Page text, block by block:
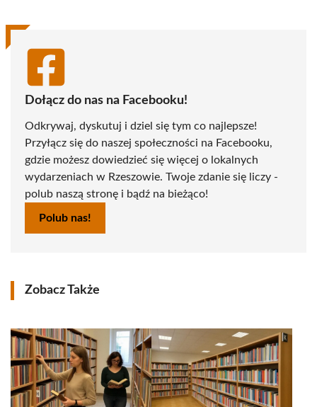
Dołącz do nas na Facebooku!
Odkrywaj, dyskutuj i dziel się tym co najlepsze!
Przyłącz się do naszej społeczności na Facebooku,
gdzie możesz dowiedzieć się więcej o lokalnych
wydarzeniach w Rzeszowie. Twoje zdanie się liczy -
polub naszą stronę i bądź na bieżąco!
Polub nas!
Zobacz Także